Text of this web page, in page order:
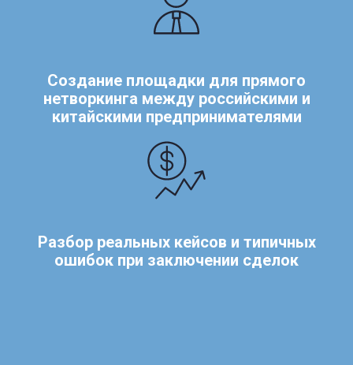
Создание площадки для прямого
нетворкинга между российскими и
китайскими предпринимателями
Разбор реальных кейсов и типичных
ошибок при заключении сделок